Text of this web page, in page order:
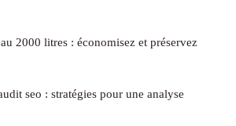
2000 litres : économisez et préservez
seo : stratégies pour une analyse